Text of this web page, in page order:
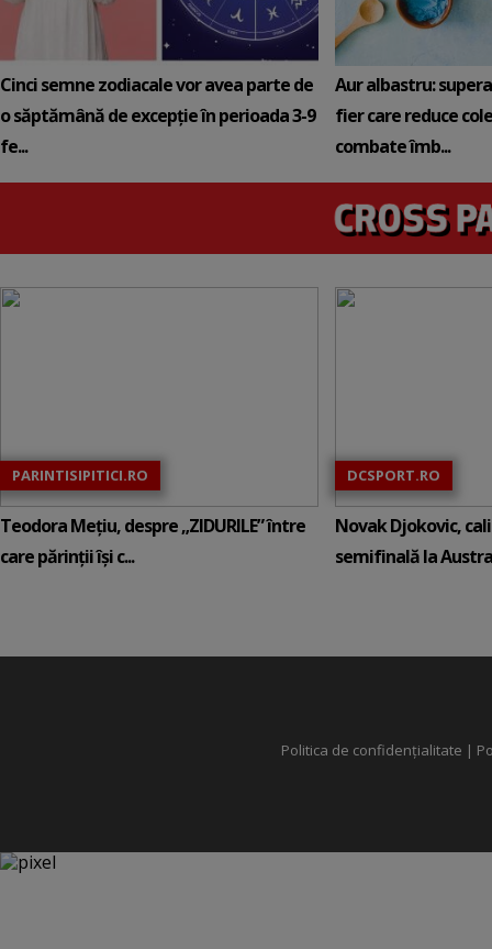
Cinci semne zodiacale vor avea parte de
o săptămână de excepție în perioada 3-9
fe...
Aur albastru:
fier care reduce
combate îmb...
PARINTISIPITICI.RO
Teodora Mețiu, despre „ZIDURILE” între
care părinții își c...
DCSPORT.RO
Novak Djokovic,
semifinală la
Politica de confidențialitate |